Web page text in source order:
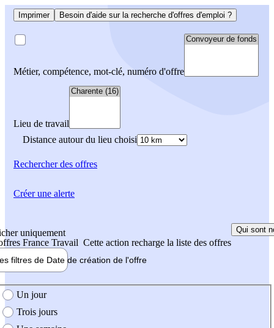
Imprimer Besoin d'aide sur la recherche d'offres d'emploi ?
Métier, compétence, mot-clé, numéro d'offre
Lieu de travail
Distance autour du lieu choisi
Rechercherdes offres
uniquement
France Travail Cette action recharge la liste des offres
Qui sont
filtres de Date de création de l'offre
création de l'offre
Un jour
Trois jours
Créer une alerte